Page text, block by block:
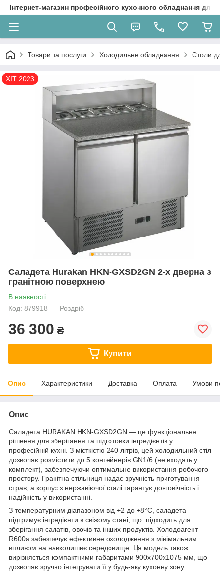
Інтернет-магазин професійного кухонного обладнання
Товари та послуги Холодильне обладнання Столи
ХІТ 2023
Саладета Hurakan HKN-GXSD2GN 2-х дверна з
гранітною поверхнею
В наявності
Код: 879918
Роздріб
36 300 ₴
Купити
Опис Характеристики Доставка Оплата Умови
Опис
Саладета HURAKAN HKN-GXSD2GN — це функціональне
рішення для зберігання та підготовки інгредієнтів у
професійній кухні. З місткістю 240 літрів, цей холодильний стіл
дозволяє розмістити до 5 контейнерів GN1/6 (не входять у
комплект), забезпечуючи оптимальне використання робочого
простору. Гранітна стільниця надає зручність приготування
страв, а корпус з нержавіючої сталі гарантує довговічність і
надійність у використанні.
З температурним діапазоном від +2 до +8°C, саладета
підтримує інгредієнти в свіжому стані, що підходить для
зберігання салатів, овочів та інших продуктів. Холодоагент
R600а забезпечує ефективне охолодження з мінімальним
впливом на навколишнє середовище. Ця модель також
вирізняється компактними габаритами 900x700x1075 мм, що
дозволяє зручно інтегрувати її у будь-яку кухонну зону.